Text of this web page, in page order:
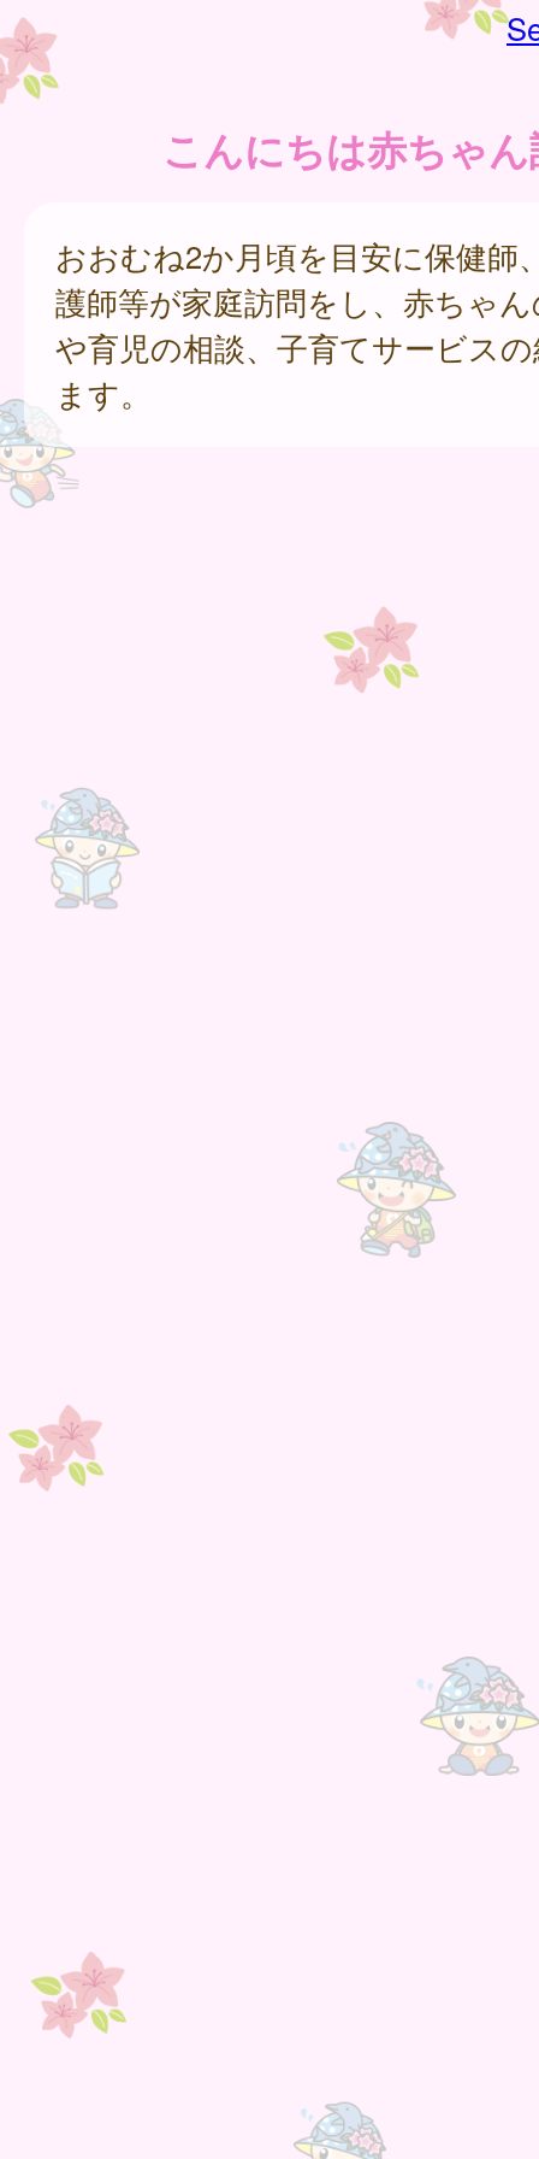
こんにちは赤ちゃ
おおむね2か月頃を目安に保健師
護師等が家庭訪問をし、赤ちゃ
や育児の相談、子育てサービス
ます。